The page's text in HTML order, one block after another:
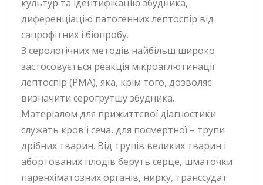
культур та ідентифікацію збудника,
диференціацію патогенних лептоспір від
сапрофітних і біопробу.
З серологічних методів найбільш широко
застосовується реакція мікроаглютинації
лептоспір (РМА), яка, крім того, дозволяє
визначити серогрутшу збудника.
Матеріалом для прижиттєвої діагностики
служать кров і сеча, для посмертної – трупи
дрібних тварин. Від трупів великих тварин і
абортованих плодів беруть серце, шматочки
паренхіматозних органів, нирку, транссудат